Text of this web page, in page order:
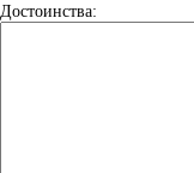
Достоинства: